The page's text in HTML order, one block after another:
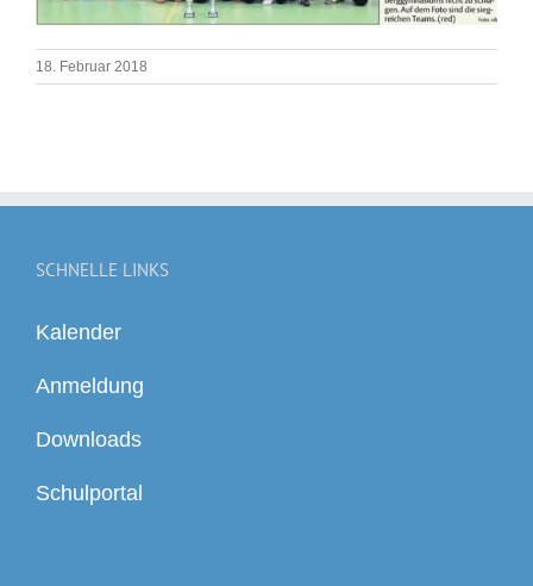
18. Februar 2018
SCHNELLE LINKS
Kalender
Anmeldung
Downloads
Schulportal